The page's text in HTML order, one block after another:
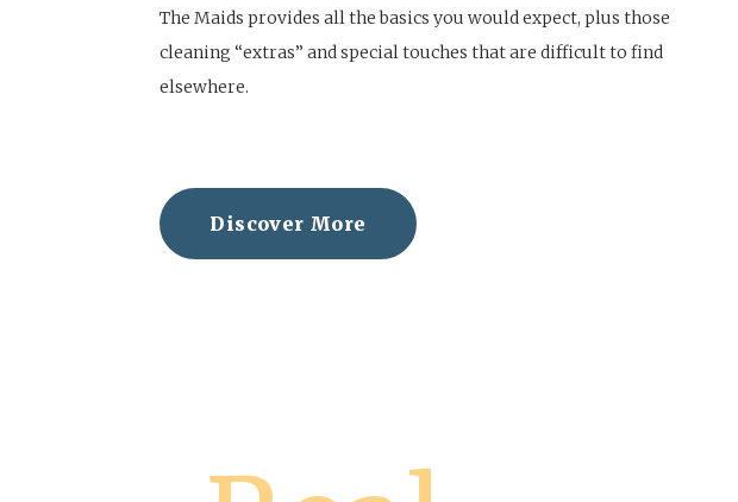
The Maids provides all the basics you would expect, plus those
cleaning “extras” and special touches that are difficult to find
elsewhere.
Discover More